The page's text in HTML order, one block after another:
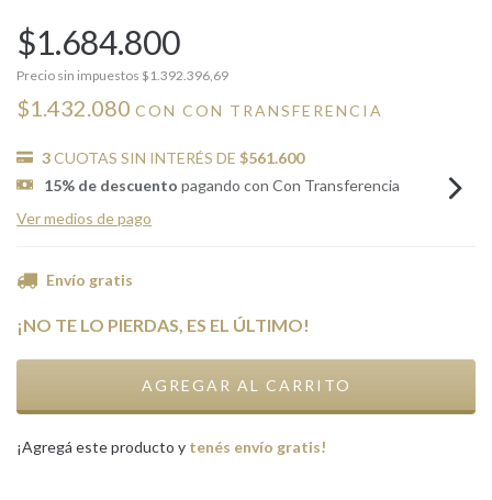
$1.684.800
Precio sin impuestos $1.392.396,69
$1.432.080 CON CON TRANSFERENCIA
3CUOTAS SIN INTERÉS DE $561.600
15% de descuento pagando con Con Transferencia
Ver medios de pago
Envío gratis
¡NO TE LO PIERDAS, ES EL ÚLTIMO!
¡Agregá este producto y tenés envío gratis!